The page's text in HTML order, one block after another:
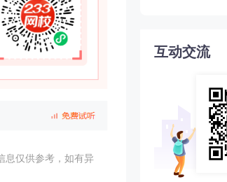
息仅供参考，如有异
互动交流